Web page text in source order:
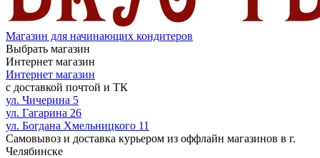
Магазин для начинающих кондитеров
Выбрать магазин
Интернет магазин
Интернет магазин
с доставкой почтой и ТК
ул. Чичерина 5
ул. Гагарина 26
ул. Богдана Хмельницкого 11
Самовывоз и доставка курьером из оффлайн магазинов в г.
Челябинске